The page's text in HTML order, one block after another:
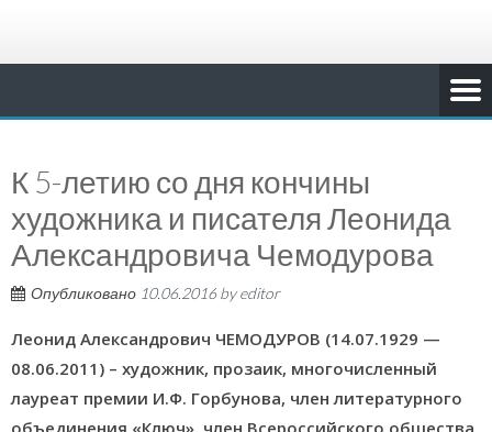
К 5-летию со дня кончины
художника и писателя Леонида
Александровича Чемодурова
Опубликовано 10.06.2016byeditor
Леонид Александрович ЧЕМОДУРОВ (14.07.1929 —
08.06.2011) – художник, прозаик, многочисленный
лауреат премии И.Ф. Горбунова, член литературного
объединения «Ключ», член Всероссийского общества